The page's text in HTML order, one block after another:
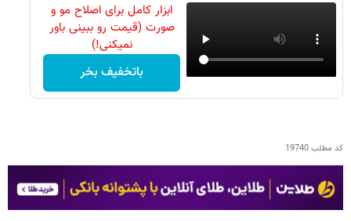
ابزار کامل برای اصلاح مو و
صورت (قیمت رو ببینی باور
نمیکنی!)
باتخفیف بخر
کد مطلب19740